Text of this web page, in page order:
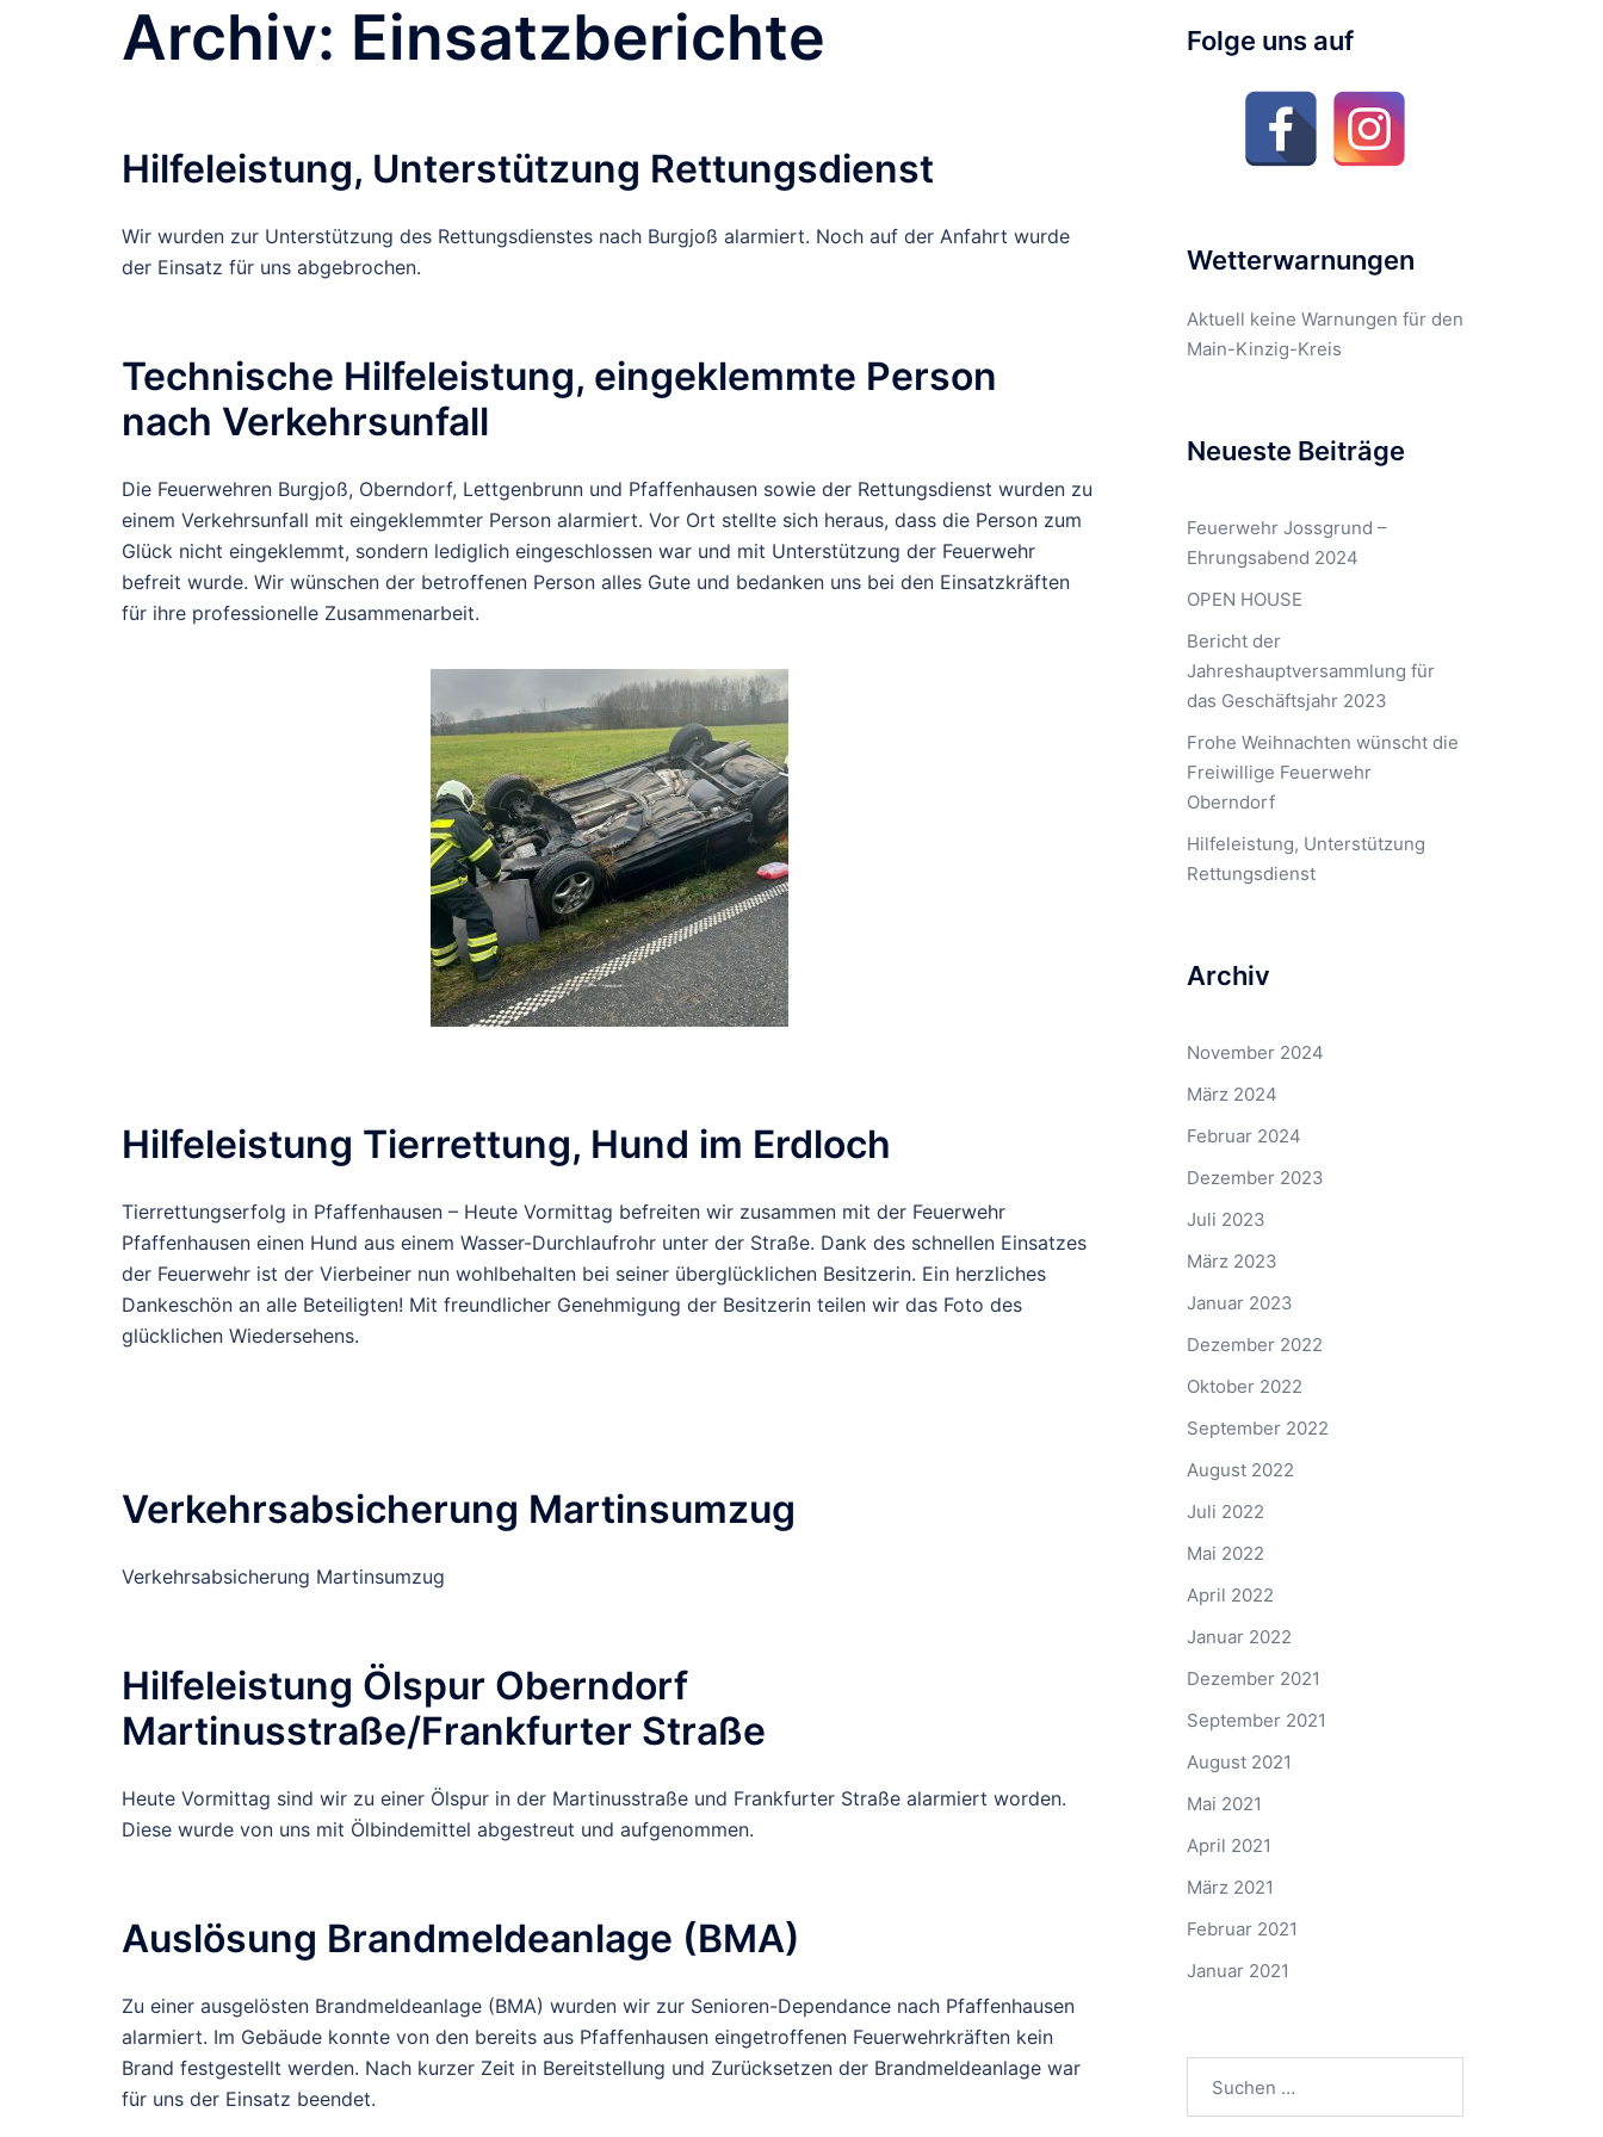
Archiv: Einsatzberichte
Hilfeleistung, Unterstützung Rettungsdienst
Wir wurden zur Unterstützung des Rettungsdienstes nach Burgjoß alarmiert. Noch auf der Anfahrt wurde
der Einsatz für uns abgebrochen.
Technische Hilfeleistung, eingeklemmte Person
nach Verkehrsunfall
Die Feuerwehren Burgjoß, Oberndorf, Lettgenbrunn und Pfaffenhausen sowie der Rettungsdienst wurden zu
einem Verkehrsunfall mit eingeklemmter Person alarmiert. Vor Ort stellte sich heraus, dass die Person zum
Glück nicht eingeklemmt, sondern lediglich eingeschlossen war und mit Unterstützung der Feuerwehr
befreit wurde. Wir wünschen der betroffenen Person alles Gute und bedanken uns bei den Einsatzkräften
für ihre professionelle Zusammenarbeit.
Hilfeleistung Tierrettung, Hund im Erdloch
Tierrettungserfolg in Pfaffenhausen – Heute Vormittag befreiten wir zusammen mit der Feuerwehr
Pfaffenhausen einen Hund aus einem Wasser-Durchlaufrohr unter der Straße. Dank des schnellen Einsatzes
der Feuerwehr ist der Vierbeiner nun wohlbehalten bei seiner überglücklichen Besitzerin. Ein herzliches
Dankeschön an alle Beteiligten! Mit freundlicher Genehmigung der Besitzerin teilen wir das Foto des
glücklichen Wiedersehens.
Verkehrsabsicherung Martinsumzug
Verkehrsabsicherung Martinsumzug
Hilfeleistung Ölspur Oberndorf
Martinusstraße/Frankfurter Straße
Heute Vormittag sind wir zu einer Ölspur in der Martinusstraße und Frankfurter Straße alarmiert worden.
Diese wurde von uns mit Ölbindemittel abgestreut und aufgenommen.
Auslösung Brandmeldeanlage (BMA)
Zu einer ausgelösten Brandmeldeanlage (BMA) wurden wir zur Senioren-Dependance nach Pfaffenhausen
alarmiert. Im Gebäude konnte von den bereits aus Pfaffenhausen eingetroffenen Feuerwehrkräften kein
Brand festgestellt werden. Nach kurzer Zeit in Bereitstellung und Zurücksetzen der Brandmeldeanlage war
für uns der Einsatz beendet.
Folge uns auf
Wetterwarnungen
Aktuell keine Warnungen für den
Main-Kinzig-Kreis
Neueste Beiträge
Feuerwehr Jossgrund –
Ehrungsabend 2024
OPEN HOUSE
Bericht der
Jahreshauptversammlung für
das Geschäftsjahr 2023
Frohe Weihnachten wünscht die
Freiwillige Feuerwehr
Oberndorf
Hilfeleistung, Unterstützung
Rettungsdienst
Archiv
November 2024
März 2024
Februar 2024
Dezember 2023
Juli 2023
März 2023
Januar 2023
Dezember 2022
Oktober 2022
September 2022
August 2022
Juli 2022
Mai 2022
April 2022
Januar 2022
Dezember 2021
September 2021
August 2021
Mai 2021
April 2021
März 2021
Februar 2021
Januar 2021
nach: